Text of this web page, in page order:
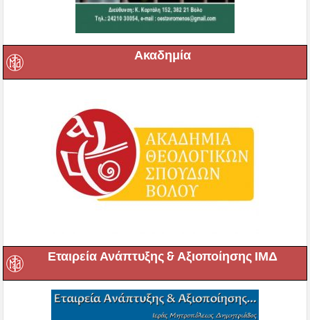
Ακαδημία
Εταιρεία Ανάπτυξης & Αξιοποίησης ΙΜΔ